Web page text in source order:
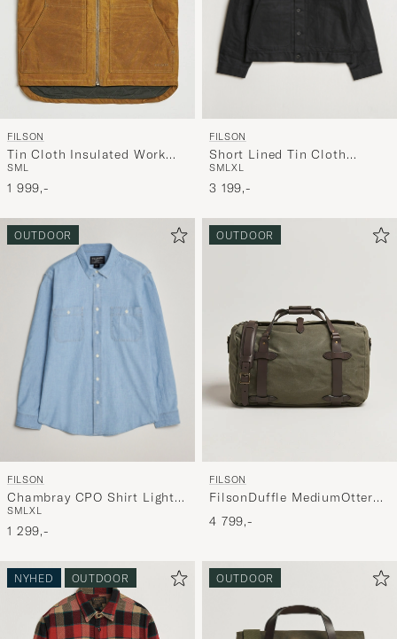
FILSON
Tin Cloth Insulated Work
Vest Dark Tan
SML
1 999,-
FILSON
Short Lined Tin Cloth
Cruiser Black
SMLXL
3 199,-
OUTDOOR
FILSON
Chambray CPO Shirt Light
Indigo
SMLXL
1 299,-
OUTDOOR
FILSON
FilsonDuffle MediumOtter
Green
4 799,-
NYHED OUTDOOR OUTDOOR